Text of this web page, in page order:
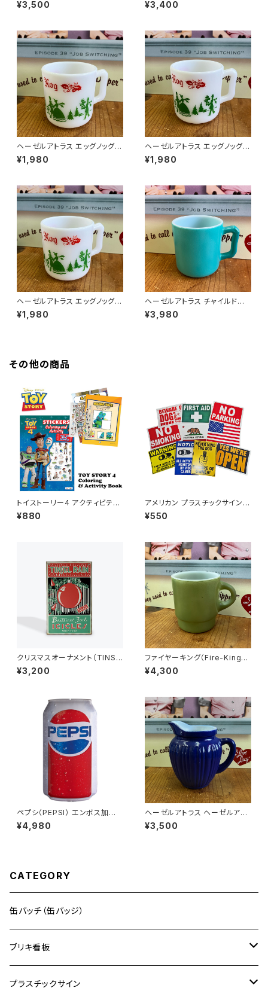
（HMP-002）
¥3,500
（HMP-001）
¥3,400
ヘーゼルアトラス エッグノッグマ
グ（Eggnog）マグカップ （EGG-
003）
¥1,980
ヘーゼルアトラス エッグノッグマ
グ（Eggnog）マグカップ （EGG-
002）
¥1,980
ヘーゼルアトラス エッグノッグマ
グ（Eggnog）マグカップ （EGG-
001）
¥1,980
ヘーゼルアトラス チャイルドマ
グ（ターコイズブルー）マグカップ
003
¥3,980
その他の商品
トイストーリー4 アクティビティ
ブック（ステッカー付き）
¥880
アメリカン プラスチックサイン
（ペラペラ）インテリア 壁掛け
¥550
クリスマスオーナメント（TINSE
L RAIN）ビンテージ加工 アメリ
カンブリキ看板
¥3,200
ファイヤーキング（Fire-King）
グリーン スタッキングマグ 緑（G
S-002）
¥4,300
ペプシ（PEPSI） エンボス加工
ブリキ看板 メタルサイン
¥4,980
ヘーゼルアトラス ヘーゼルアト
ラス ミルクピッチャー（ブルー）
（HMP-002）
¥3,500
CATEGORY
缶バッチ（缶バッジ）
ブリキ看板
ドリンク
プラスチックサイン